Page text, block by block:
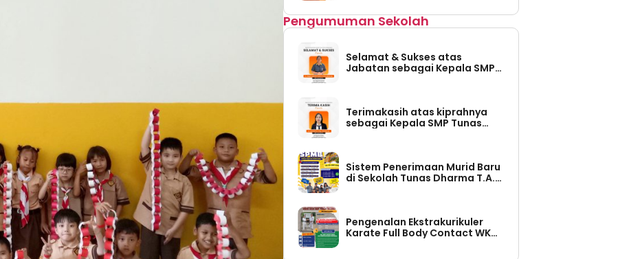
Pengumuman Sekolah
Selamat & Sukses atas
Jabatan sebagai Kepala SMP
Terimakasih atas kiprahnya
sebagai Kepala SMP Tunas
Sistem Penerimaan Murid Baru
di Sekolah Tunas Dharma T.A.
Pengenalan Ekstrakurikuler
Karate Full Body Contact WKO